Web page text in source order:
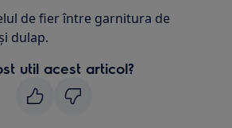
de fier între garnitura de
dulap.
util acest articol?